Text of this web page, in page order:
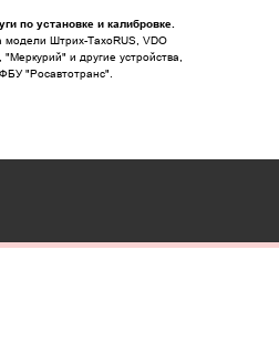
по установке и калибровке.
модели Штрих-ТахоRUS, VDO
и другие устройства,
"Росавтотранс".